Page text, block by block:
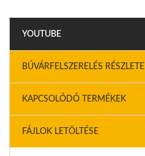
YOUTUBE
BÚVÁRFELSZERELÉS RÉSZLETEI
KAPCSOLÓDÓ TERMÉKEK
FÁJLOK LETÖLTÉSE